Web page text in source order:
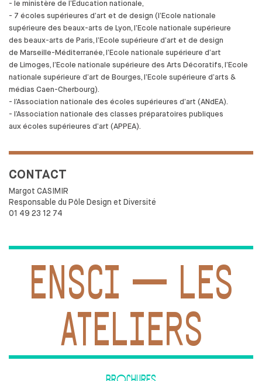
- le ministère de l’Education nationale,
- 7 écoles supérieures d’art et de design (l’Ecole nationale
supérieure des beaux-arts de Lyon, l’Ecole nationale supérieure
des beaux-arts de Paris, l’Ecole supérieure d’art et de design
de Marseille-Méditerranée, l’Ecole nationale supérieure d’art
de Limoges, l’Ecole nationale supérieure des Arts Décoratifs, l’Ecole
nationale supérieure d’art de Bourges, l’Ecole supérieure d’arts &
médias Caen-Cherbourg).
- l’Association nationale des écoles supérieures d’art (ANdEA).
- l’Association nationale des classes préparatoires publiques
aux écoles supérieures d’art (APPEA).
CONTACT
Margot CASIMIR
Responsable du Pôle Design et Diversité
01 49 23 12 74
ENSCI — LES
ATELIERS